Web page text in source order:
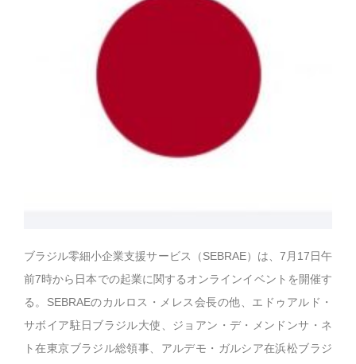
ブラジル零細小企業支援サービス（SEBRAE）は、7月17日午
前7時から日本での起業に関するオンラインイベントを開催す
る。SEBRAEのカルロス・メレス会長の他、エドゥアルド・
サボイア駐日ブラジル大使、ジョアン・デ・メンドンサ・ネ
ト在東京ブラジル総領事、アルデモ・ガルシア在浜松ブラジ